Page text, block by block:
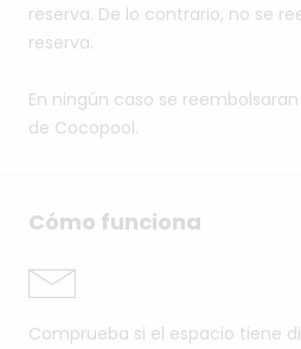
reserva. De lo contrario, no se
reserva.
En ningún caso se
de Cocopool.
Cómo funciona
Comprueba si el espacio tiene